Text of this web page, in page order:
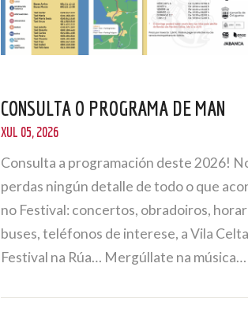
CONSULTA O PROGRAMA DE MAN
XUL 05, 2026
Consulta a programación deste 2026!
perdas ningún detalle de todo o que
no Festival: concertos, obradoiros,
buses, teléfonos de interese, a Vila
Festival na Rúa… Mergúllate na música…